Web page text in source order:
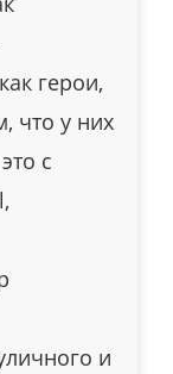
герои,
что у них
с
и